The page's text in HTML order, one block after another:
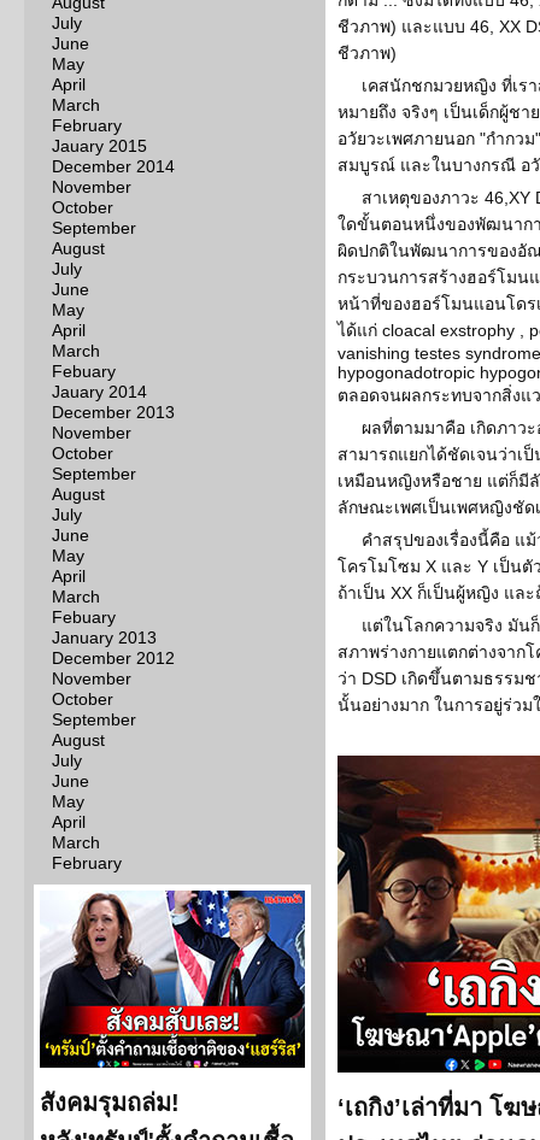
July
June
May
April
March
February
Jauary 2015
December 2014
November
October
September
August
July
June
May
April
March
Febuary
Jauary 2014
December 2013
November
October
September
August
July
June
May
April
March
Febuary
January 2013
December 2012
November
October
September
August
July
June
May
April
March
February
สังคมรุมถล่ม!
ชีวภาพ) และแบบ 46, XX
ชีวภาพ)
เคสนักชกมวยหญิง ที่เร
หมายถึง จริงๆ เป็นเด็กผู้ช
อวัยวะเพศภายนอก "กำกว
สมบูรณ์ และในบางกรณี อวั
สาเหตุของภาวะ
ใดขั้นตอนหนึ่งของพัฒนากา
ผิดปกติในพัฒนาการของอั
กระบวนการสร้างฮอร์โมน
หน้าที่ของฮอร์โมนแอนโดร
ได้แก่ cloacal exstrophy ,
vanishing testes
hypogonadotropic
ตลอดจนผลกระทบจากสิ่งแ
ผลที่ตามมาคือ เกิดภาว
สามารถแยกได้ชัดเจนว่าเ
เหมือนหญิงหรือชาย แต่ก็มี
ลักษณะเพศเป็นเพศหญิงชัด
คำสรุปของเรื่องนี้คือ แ
โครโมโซม X และ Y เป็นตั
ถ้าเป็น XX ก็เป็นผู้หญิง แล
แต่ในโลกความจริง มัน
สภาพร่างกายแตกต่างจาก
ว่า DSD เกิดขึ้นตามธรรม
นั้นอย่างมาก ในการอยู่ร่ว
‘เถกิง’เล่าที่มา โ